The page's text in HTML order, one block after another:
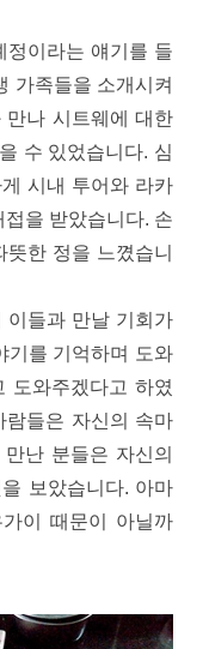
정이라는 얘기를 들
가족들을 소개시켜
만나 시트웨에 대한
수 있었습니다. 심
시내 투어와 라카
접을 받았습니다. 손
한 정을 느꼈습니
이들과 만날 기회가
기를 기억하며 도와
도와주겠다고 하였
람들은 자신의 속마
난 분들은 자신의
보았습니다. 아마
이 때문이 아닐까